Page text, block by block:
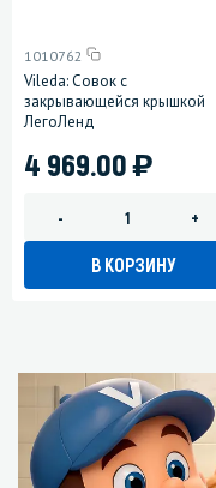
1010762
Vileda: Совок с
закрывающейся крышкой
ЛегоЛенд
4 969.00)
- +
В КОРЗИНУ